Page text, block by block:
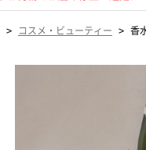
> コスメ・ビューティー > 香